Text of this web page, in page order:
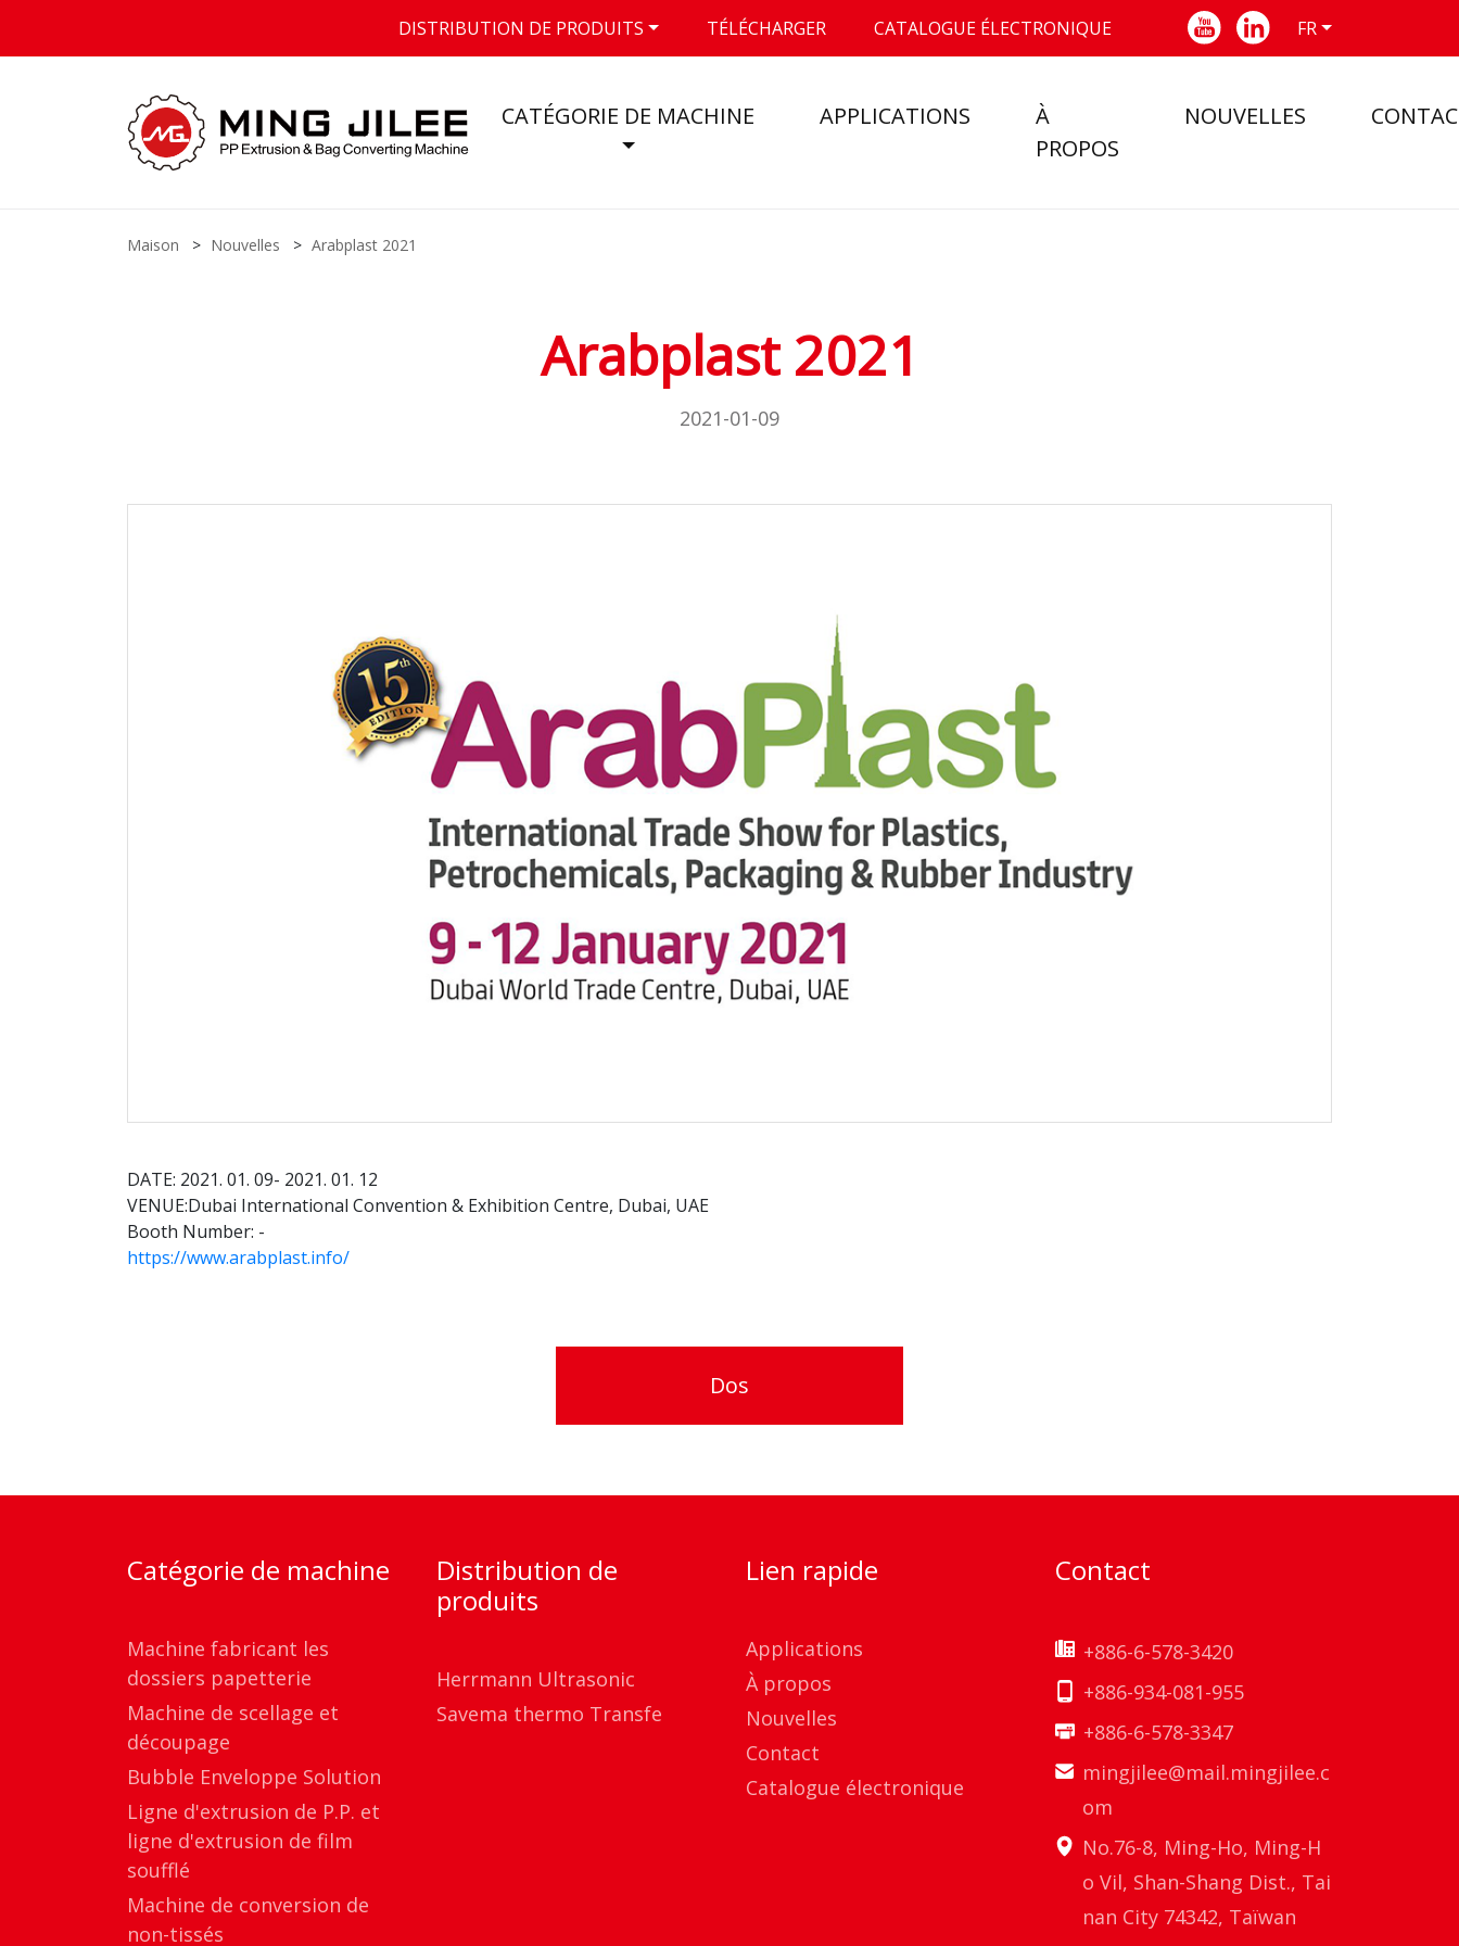
DISTRIBUTION DE PRODUITS TÉLÉCHARGER CATALOGUE ÉLECTRONIQUE FR
CATÉGORIE DE MACHINE APPLICATIONS
À
PROPOS
NOUVELLES
Maison Nouvelles Arabplast 2021
Arabplast 2021
2021-01-09
DATE: 2021. 01. 09- 2021. 01. 12
VENUE:Dubai International Convention & Exhibition Centre, Dubai, UAE
Booth Number: -
https://www.arabplast.info/
Dos
Catégorie de machine
Machine fabricant les
dossiers papetterie
Machine de scellage et
découpage
Bubble Enveloppe Solution
Ligne d'extrusion de P.P. et
ligne d'extrusion de film
soufflé
Machine de conversion de
non-tissés
Distribution de
produits
Herrmann Ultrasonic
Savema thermo Transfe
Lien rapide
Applications
À propos
Nouvelles
Contact
Catalogue électronique
Contact
+886-6-578-3420
+886-934-081-955
+886-6-578-3347
mingjilee@mail.mingjilee.c
om
No.76-8, Ming-Ho, Ming-H
o Vil, Shan-Shang Dist., Tai
nan City 74342, Taïwan